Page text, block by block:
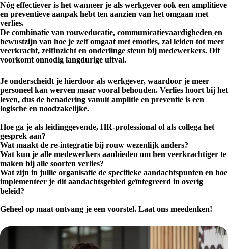
Nóg effectiever is het wanneer je als werkgever ook een amplitieve
en preventieve aanpak hebt ten aanzien van het omgaan met
verlies.
De combinatie van rouweducatie, communicatievaardigheden en
bewustzijn van hoe je zelf omgaat met emoties, zal leiden tot meer
veerkracht, zelfinzicht en onderlinge steun bij medewerkers. Dit
voorkomt onnodig langdurige uitval.
Je onderscheidt je hierdoor als werkgever, waardoor je meer
personeel kan werven maar vooral behouden. Verlies hoort bij het
leven, dus de benadering vanuit amplitie en preventie is een
logische en noodzakelijke.
Hoe ga je als leidinggevende, HR-professional of als collega het
gesprek aan?
Wat maakt de re-integratie bij rouw wezenlijk anders?
Wat kun je alle medewerkers aanbieden om hen veerkrachtiger te
maken bij alle soorten verlies?
Wat zijn in jullie organisatie de specifieke aandachtspunten en hoe
implementeer je dit aandachtsgebied geïntegreerd in overig
beleid?
Geheel op maat ontvang je een voorstel. Laat ons meedenken!